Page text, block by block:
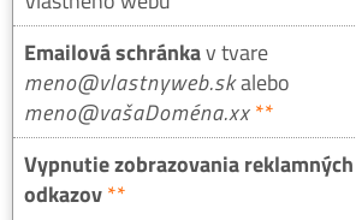
Emailová schránkav tvare
meno@vlastnyweb.skalebo
meno@vašaDoména.xx **
Vypnutie zobrazovania reklamných
odkazov **